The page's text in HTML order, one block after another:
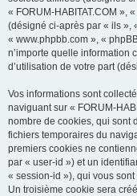
« FORUM-HABITAT.COM »,
(désigné ci-après par « ils »,
« www.phpbb.com », «
n’importe quelle information
d’utilisation de votre part
Vos informations sont
naviguant sur « FORUM-
nombre de cookies, qui sont
fichiers temporaires du
premiers cookies ne
par « user-id ») et un
« session-id »), qui vous
Un troisième cookie sera